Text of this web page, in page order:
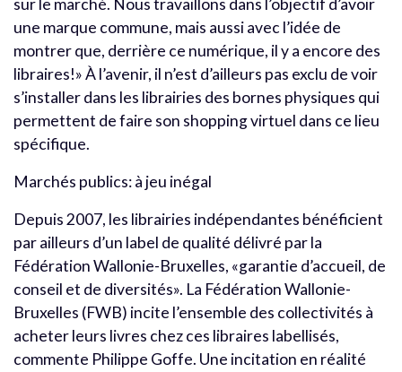
sur le marché. Nous travaillons dans l’objectif d’avoir
une marque commune, mais aussi avec l’idée de
montrer que, derrière ce numérique, il y a encore des
libraires!» À l’avenir, il n’est d’ailleurs pas exclu de voir
s’installer dans les librairies des bornes physiques qui
permettent de faire son shopping virtuel dans ce lieu
spécifique.
Marchés publics: à jeu inégal
Depuis 2007, les librairies indépendantes bénéficient
par ailleurs d’un label de qualité délivré par la
Fédération Wallonie-Bruxelles, «garantie d’accueil, de
conseil et de diversités». La Fédération Wallonie-
Bruxelles (FWB) incite l’ensemble des collectivités à
acheter leurs livres chez ces libraires labellisés,
commente Philippe Goffe. Une incitation en réalité